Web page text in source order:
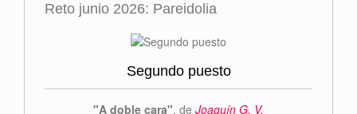
Reto junio 2026: Pareidolia
Segundo puesto
"A doble cara", de Joaquín G. V.